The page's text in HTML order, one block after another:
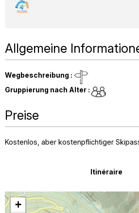
Allgemeine
Wegbeschreibung :
Gruppierung nach Alter :
Preise
Kostenlos, aber kostenpflichtiger
Itinéraire
+